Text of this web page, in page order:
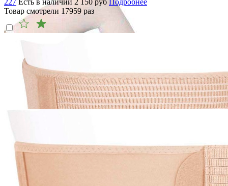
227 Есть в наличии 2 150 руб Подробнее
Товар смотрели 17959 раз